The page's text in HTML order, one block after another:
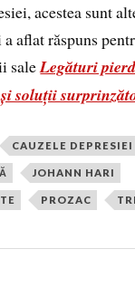
acestea sunt
aflat răspuns
saleLegături
soluții
CAUZELE DEPRESIEI
JOHANN HARI
PROZAC